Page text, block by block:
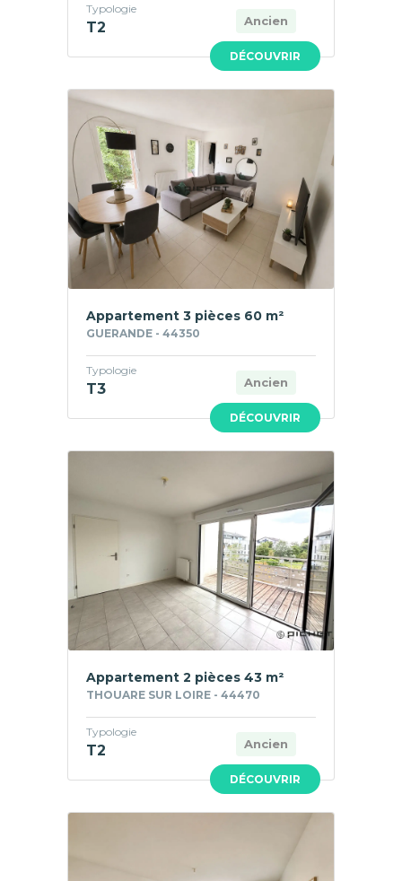
DÉCOUVRIR
Ancien
Typologie
T2
DÉCOUVRIR
Appartement 3 pièces 60 m²
GUERANDE - 44350
Ancien
Typologie
T3
DÉCOUVRIR
Appartement 2 pièces 43 m²
THOUARE SUR LOIRE - 44470
Ancien
Typologie
T2